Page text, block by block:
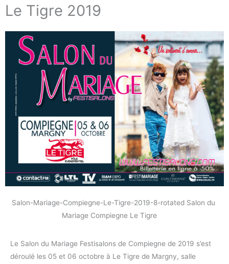
Le Tigre 2019
Le Salon du Mariage Festisalons de Compiegne de 2019 s’est
déroulé les 05 et 06 octobre à Le Tigre de Margny, salle